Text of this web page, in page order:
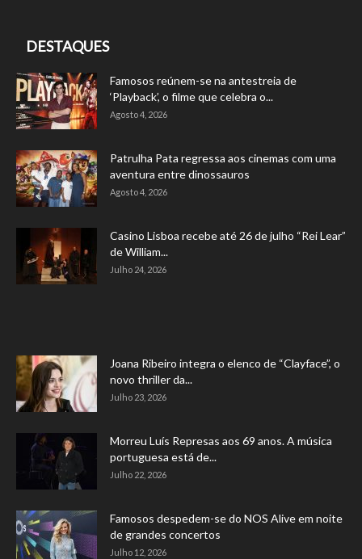
DESTAQUES
Famosos reúnem-se na antestreia de
‘Playback’, o filme que celebra o...
Agosto 4, 2026
Patrulha Pata regressa aos cinemas com uma
aventura entre dinossauros
Agosto 4, 2026
Casino Lisboa recebe até 26 de julho “Rei Lear”
de William...
Julho 24, 2026
Joana Ribeiro integra o elenco de “Clayface”, o
novo thriller da...
Julho 23, 2026
Morreu Luís Represas aos 69 anos. A música
portuguesa está de...
Julho 22, 2026
Famosos despedem-se do NOS Alive em noite
de grandes concertos
Julho 12, 2026